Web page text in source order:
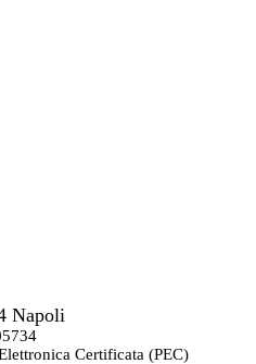
Napoli
Certificata (PEC)